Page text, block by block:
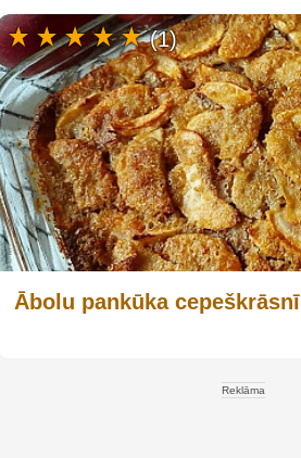
Ābolu pankūka cepeškrāsnī
(1)
Reklāma